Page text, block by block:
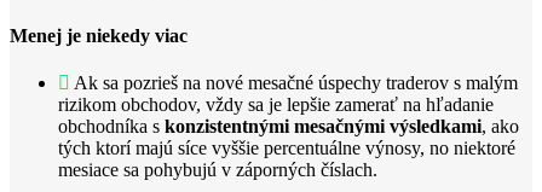
Menej je niekedy viac
Ak sa pozrieš na nové mesačné úspechy traderov s malým
rizikom obchodov, vždy sa je lepšie zamerať na hľadanie
obchodníka s konzistentnými mesačnými výsledkami, ako
tých ktorí majú síce vyššie percentuálne výnosy, no niektoré
mesiace sa pohybujú v záporných číslach.